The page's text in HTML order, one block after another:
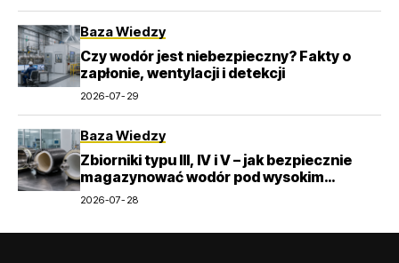
Baza Wiedzy
Czy wodór jest niebezpieczny? Fakty o
zapłonie, wentylacji i detekcji
2026-07-29
Baza Wiedzy
Zbiorniki typu III, IV i V – jak bezpiecznie
magazynować wodór pod wysokim
ciśnieniem?
2026-07-28